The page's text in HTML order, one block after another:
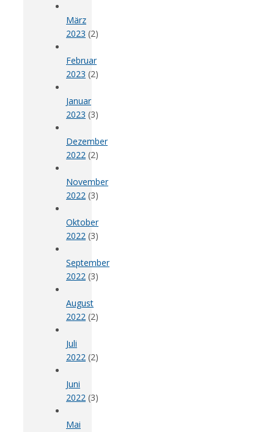
März
2023 (2)
Februar
2023 (2)
Januar
2023 (3)
Dezember
2022 (2)
November
2022 (3)
Oktober
2022 (3)
September
2022 (3)
August
2022 (2)
Juli
2022 (2)
Juni
2022 (3)
Mai